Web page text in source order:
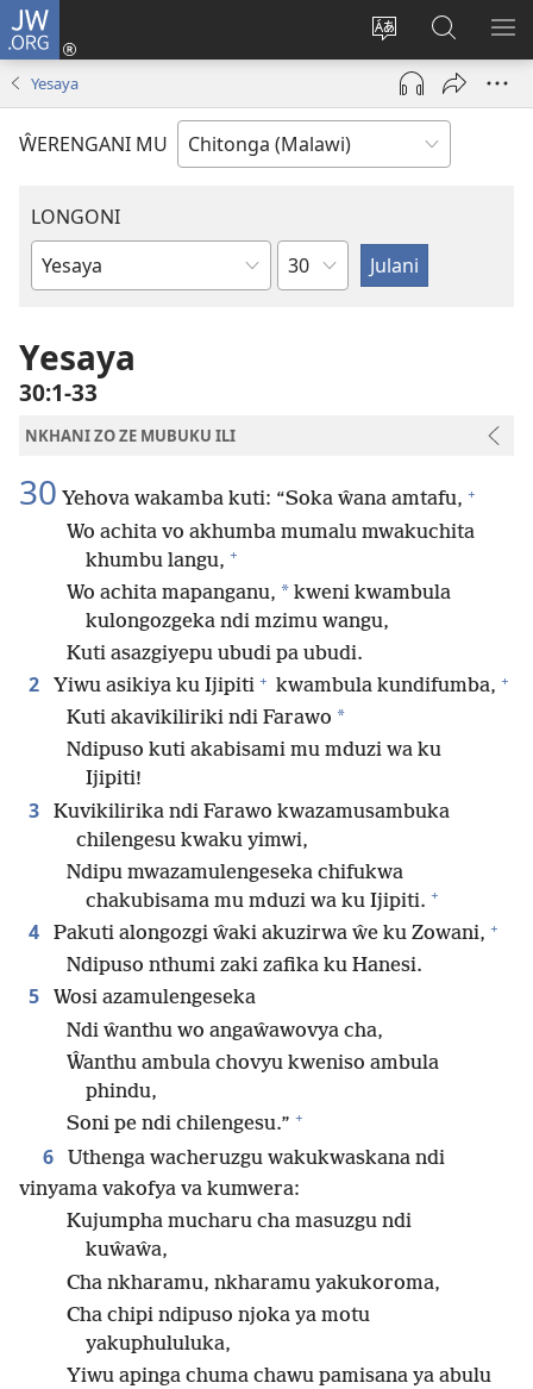
JW.ORG
Sinthani
chineneru
Sereni
(Lajula
Linyaki)
Fufuzani
Vinthu
pa
JW.ORG
Yesaya
ŴERENGANI MU
LONGONI
Buku
M'Bayibolu
Chaputala
Yesaya
30:1-33
NKHANI ZO ZE MUBUKU ILI
30 Yehova wakamba kuti: “Soka ŵana amtafu, +
Wo achita vo akhumba mumalu mwakuchita
khumbu langu, +
Wo achita mapanganu, * kweni kwambula
kulongozgeka ndi mzimu wangu,
Kuti asazgiyepu ubudi pa ubudi.
2 Yiwu asikiya ku Ijipiti + kwambula kundifumba, +
Kuti akavikiliriki ndi Farawo *
Ndipuso kuti akabisami mu mduzi wa ku
Ijipiti!
3
Kuvikilirika ndi Farawo kwazamusambuka
chilengesu kwaku yimwi,
Ndipu mwazamulengeseka chifukwa
chakubisama mu mduzi wa ku Ijipiti. +
4 Pakuti alongozgi ŵaki akuzirwa ŵe ku Zowani, +
Ndipuso nthumi zaki zafika ku Hanesi.
5
Wosi azamulengeseka
Ndi ŵanthu wo angaŵawovya cha,
Ŵanthu ambula chovyu kweniso ambula
phindu,
Soni pe ndi chilengesu.” +
6
Uthenga wacheruzgu wakukwaskana ndi
vinyama vakofya va kumwera:
Kujumpha mucharu cha masuzgu ndi
kuŵaŵa,
Cha nkharamu, nkharamu yakukoroma,
Cha chipi ndipuso njoka ya motu
yakuphululuka,
Yiwu apinga chuma chawu pamisana ya abulu